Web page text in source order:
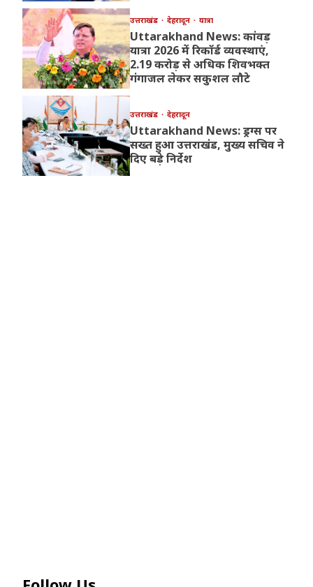
उत्तराखंड देहरादून यात्रा
Uttarakhand News: कांवड़
यात्रा 2026 में रिकॉर्ड व्यवस्थाएं,
2.19 करोड़ से अधिक शिवभक्त
गंगाजल लेकर सकुशल लौटे
उत्तराखंड देहरादून
Uttarakhand News: ड्रग्स पर
सख्त हुआ उत्तराखंड, मुख्य सचिव ने
दिए बड़े निर्देश